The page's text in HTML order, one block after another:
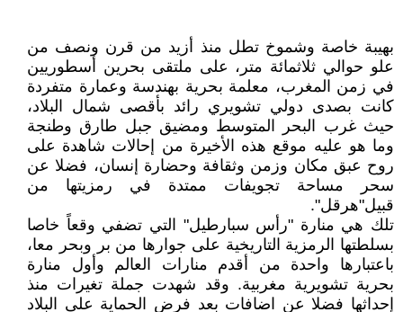
بهيبة خاصة وشموخ تطل منذ أزيد من قرن ونصف من
علو حوالي ثلاثمائة متر، على ملتقى بحرين أسطوريين
في زمن المغرب، معلمة بحرية بهندسة وعمارة متفردة
كانت بصدى دولي تشويري رائد بأقصى شمال البلاد،
حيث غرب البحر المتوسط ومضيق جبل طارق وطنجة
وما هو عليه موقع هذه الأخيرة من إحالات شاهدة على
روح عبق مكان وزمن وثقافة وحضارة إنسان، فضلا عن
سحر مساحة تجويفات ممتدة في رمزيتها من
قبيل"هرقل".
تلك هي منارة "رأس سبارطيل" التي تضفي وقعاً خاصا
بسلطتها الرمزية التاريخية على جوارها من بر وبحر معا،
باعتبارها واحدة من أقدم منارات العالم وأول منارة
بحرية تشويرية مغربية. وقد شهدت جملة تغيرات منذ
إحداثها فضلا عن اضافات بعد فرض الحماية على البلاد